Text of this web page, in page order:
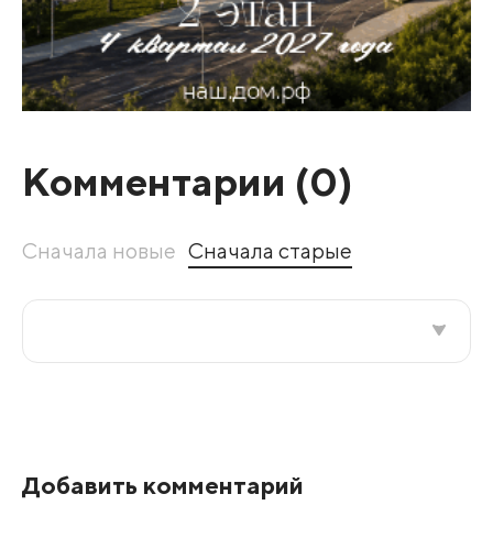
Комментарии (0)
Сначала новые Сначала старые
Добавить комментарий